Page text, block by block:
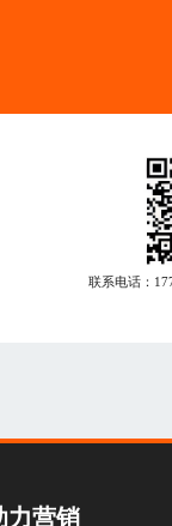
联系电话：
力营销